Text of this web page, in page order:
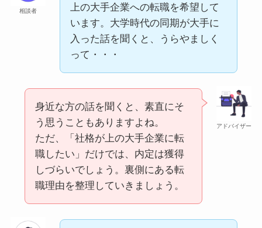
相談者
上の大手企業への転職を希望して
います。大学時代の同期が大手に
入った話を聞くと、うらやましく
って・・・
アドバイザー
身近な方の話を聞くと、素直にそ
う思うこともありますよね。
ただ、「社格が上の大手企業に転
職したい」だけでは、内定は獲得
しづらいでしょう。裏側にある転
職理由を整理していきましょう。